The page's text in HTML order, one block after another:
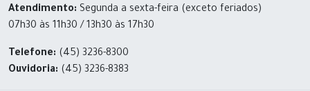
Atendimento: Segunda a sexta-feira (exceto feriados)
07h30 às 11h30 / 13h30 às 17h30
Telefone: (45) 3236-8300
Ouvidoria: (45) 3236-8383